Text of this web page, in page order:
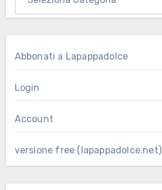
Abbonati a Lapappadolce
Login
Account
versione free (lapappadolce.net)